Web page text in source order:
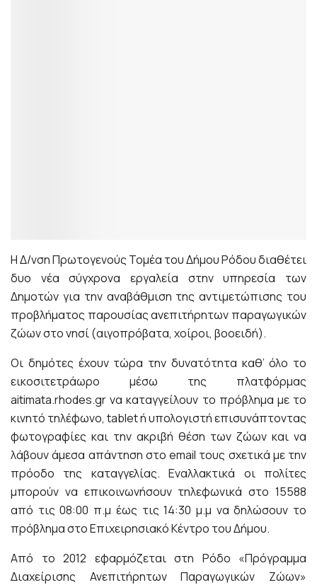
Η Δ/νση Πρωτογενούς Τομέα του Δήμου Ρόδου διαθέτει
δυο νέα σύγχρονα εργαλεία στην υπηρεσία των
Δημοτών για την αναβάθμιση της αντιμετώπισης του
προβλήματος παρουσίας ανεπιτήρητων παραγωγικών
ζώων στο νησί (αιγοπρόβατα, χοίροι, βοοειδή).
Οι δημότες έχουν τώρα την δυνατότητα καθ’ όλο το
εικοσιτετράωρο μέσω της πλατφόρμας
aitimata.rhodes.gr να καταγγείλουν το πρόβλημα με το
κινητό τηλέφωνο, tablet ή υπολογιστή επισυνάπτοντας
φωτογραφίες και την ακριβή θέση των ζώων και να
λάβουν άμεσα απάντηση στο email τους σχετικά με την
πρόοδο της καταγγελίας. Εναλλακτικά οι πολίτες
μπορούν να επικοινωνήσουν τηλεφωνικά στο 15588
από τις 08:00 π.μ έως τις 14:30 μ.μ να δηλώσουν το
πρόβλημα στο Επιχειρησιακό Κέντρο του Δήμου.
Από το 2012 εφαρμόζεται στη Ρόδο «Πρόγραμμα
Διαχείρισης Ανεπιτήρητων Παραγωγικών Ζώων»